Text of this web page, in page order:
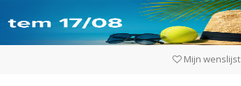
Mijn wenslijst